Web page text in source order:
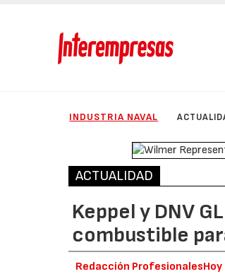
INDUSTRIA NAVAL
ACTUALIDAD
Keppel y DNV
combustible
Redacción ProfesionalesHoy